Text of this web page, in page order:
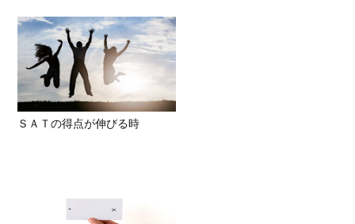
ＳＡＴの得点が伸びる時